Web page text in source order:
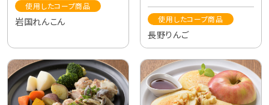
使用したコープ商品
岩国れんこん 使用したコープ商品
長野りんご